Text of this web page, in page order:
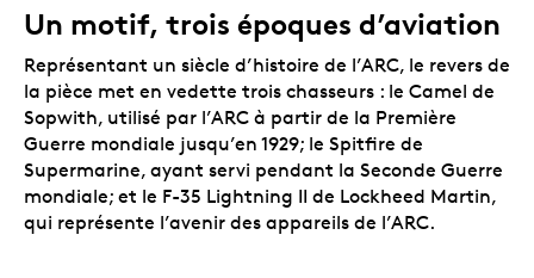
proches qui servent ou qui ont servi dans
l’Aviation royale canadienne.
Un certificat numéroté.
La Monnaie royale
canadienne certifie l’authenticité de toutes ses
pièces de collection.
Aucune TPS ni TVH.
Emballage
La pièce est encapsulée et présentée dans un boîtier
Un motif, trois époques d’aviation
Représentant un siècle d’histoire de l’ARC, le revers de
la pièce met en vedette trois chasseurs : le Camel de
Sopwith, utilisé par l’ARC à partir de la Première
Guerre mondiale jusqu’en 1929; le Spitfire de
Supermarine, ayant servi pendant la Seconde Guerre
mondiale; et le F-35 Lightning II de Lockheed Martin,
qui représente l’avenir des appareils de l’ARC.